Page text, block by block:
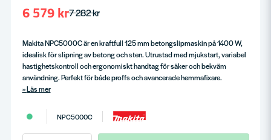
7 282 kr
6 579 kr
Makita NPC5000C är en kraftfull 125 mm betongslipmaskin på 1400 W,
idealisk för slipning av betong och sten. Utrustad med mjukstart, variabel
hastighetskontroll och ergonomiskt handtag för säker och bekväm
användning. Perfekt för både proffs och avancerade hemmafixare.
Läs mer
NPC5000C